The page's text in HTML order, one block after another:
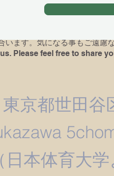
had piano lessons
います。気になる事もご遠
Please feel free to share
東京都世田谷
（日本体育大